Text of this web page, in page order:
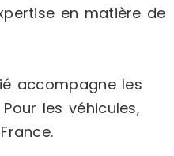
en matière de
accompagne les
les véhicules,